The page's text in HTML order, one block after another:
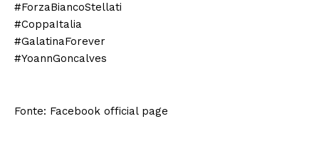
#ForzaBiancoStellati
#CoppaItalia
#GalatinaForever
#YoannGoncalves
Fonte: Facebook official page